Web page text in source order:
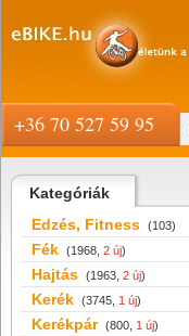
Kategóriák
Edzés, Fitness (103)
Fék (1968, 2 új)
Hajtás (1963, 2 új)
Kerék (3745, 1 új)
Kerékpár (800, 1 új)
+36 70 527 59 95